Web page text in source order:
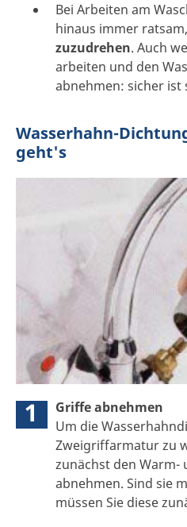
Bei Arbeiten am
hinaus immer
zuzudrehen. Auch
arbeiten und den
abnehmen: sicher ist
Wasserhahn-
geht's
1
Griffe abnehmen
Um die
Zweigriffarmatur zu
zunächst den
abnehmen. Sind sie
müssen Sie diese